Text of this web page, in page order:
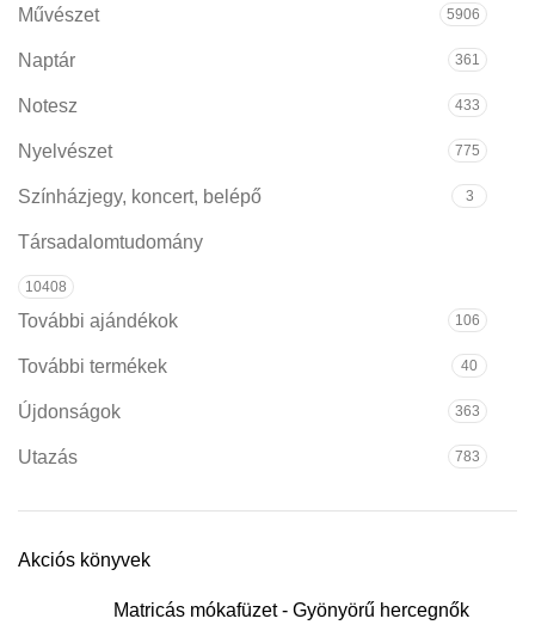
Művészet 5906
Naptár 361
Notesz 433
Nyelvészet 775
Színházjegy, koncert, belépő 3
Társadalomtudomány
10408
További ajándékok 106
További termékek 40
Újdonságok 363
Utazás 783
Akciós könyvek
Matricás mókafüzet - Gyönyörű hercegnők